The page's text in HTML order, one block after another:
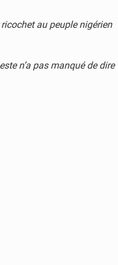
au peuple nigérien
n’a pas manqué de dire